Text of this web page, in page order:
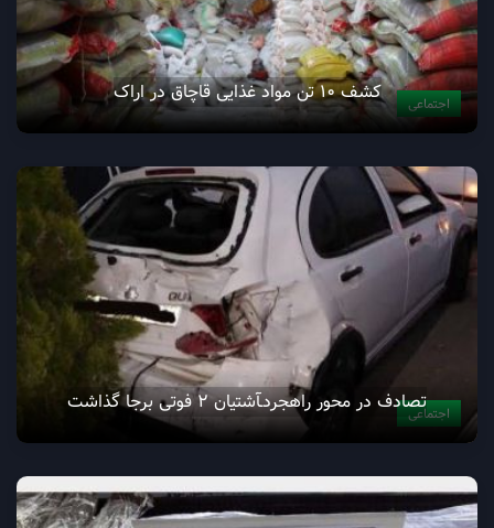
اجتماعی کشف ۱۰ تن مواد غذایی قاچاق در اراک
اجتماعیتصادف در محور راهجردـآشتیان 2 فوتی برجا گذاشت